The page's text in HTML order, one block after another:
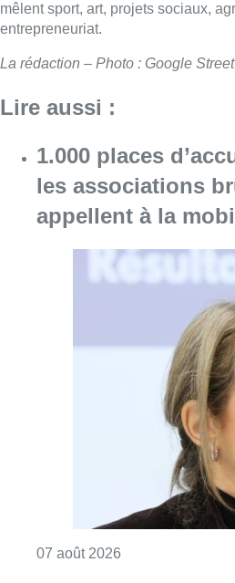
mêlent sport, art, projets sociaux,
entrepreneuriat.
La rédaction – Photo : Google
Lire aussi :
1.000 places
les associations
appellent à la
07 août 2026